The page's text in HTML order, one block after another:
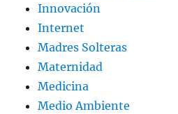
Innovación
Internet
Madres Solteras
Maternidad
Medicina
Medio Ambiente